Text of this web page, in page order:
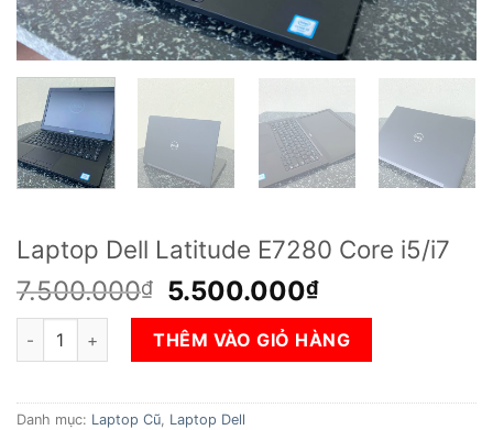
Laptop Dell Latitude E7280 Core i5/i7
7.500.000₫
Giá
gốc
là:
7.500.000₫.
5.500.000₫Giá
hiện
tại
là:
5.500.000₫.
Laptop Dell Latitude E7280 Core i5/i7 số lượng
THÊM VÀO GIỎ HÀNG
Danh mục: Laptop Cũ, Laptop Dell